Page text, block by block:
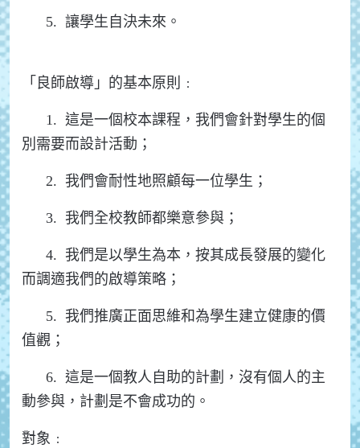
5. 讓學生自決未來。
「良師啟導」的基本原則﹕
1. 這是一個校本課程，我們會針對學生的個
別需要而設計活動；
2. 我們會耐性地照顧每一位學生；
3. 我們全校教師都樂意參與；
4. 我們是以學生為本，按其成長發展的變化
而調適我們的啟導策略；
5. 我們推廣正面思維和為學生建立健康的價
值觀；
6. 這是一個教人自助的計劃，沒有個人的主
動參與，計劃是不會成功的。
對象﹕